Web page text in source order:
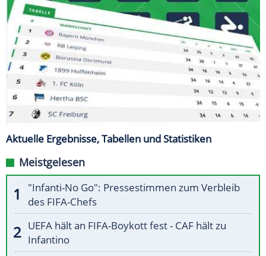
Aktuelle Ergebnisse, Tabellen und Statistiken
Meistgelesen
"Infanti-No Go": Pressestimmen zum Verbleib
des FIFA-Chefs
UEFA hält an FIFA-Boykott fest - CAF hält zu
Infantino